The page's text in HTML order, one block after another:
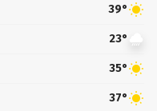
39°
23°
35°
37°